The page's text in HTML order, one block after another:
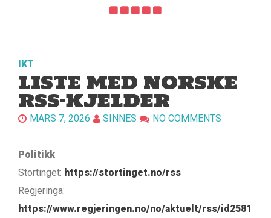
IKT
LISTE MED NORSKE
RSS-KJELDER
MARS 7, 2026 SINNES NO COMMENTS
Politikk
Stortinget: https://stortinget.no/rss
Regjeringa:
https://www.regjeringen.no/no/aktuelt/rss/id2581